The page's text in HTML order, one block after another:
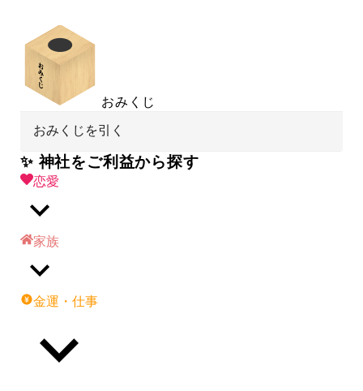
おみくじ
おみくじを引く
✨ 神社をご利益から探す
恋愛
家族
金運・仕事